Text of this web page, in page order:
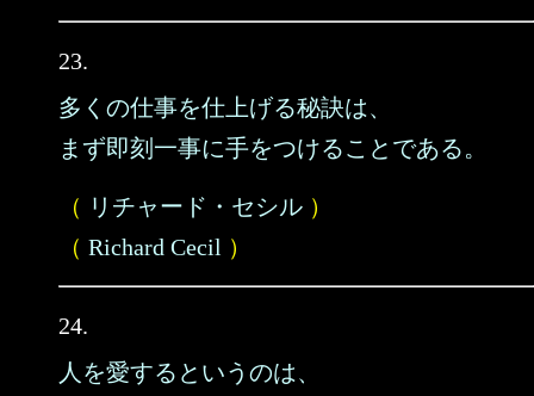
23.
多くの仕事を仕上げる秘訣は、
まず即刻一事に手をつけることである。
（ リチャード・セシル ）
（ Richard Cecil ）
24.
人を愛するというのは、